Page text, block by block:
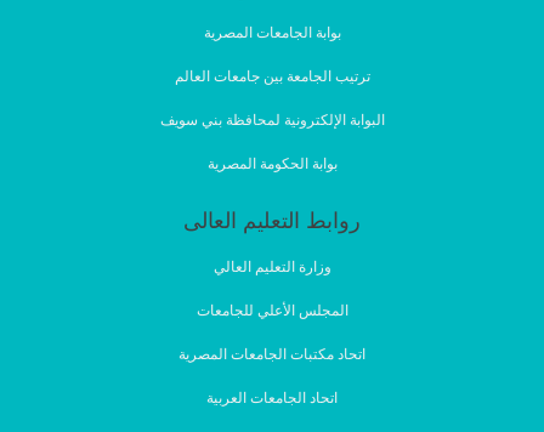
بوابة الجامعات المصرية
ترتيب الجامعة بين جامعات العالم
البوابة الإلكترونية لمحافظة بني سويف
بوابة الحكومة المصرية
روابط التعليم العالى
وزارة التعليم العالي
المجلس الأعلي للجامعات
اتحاد مكتبات الجامعات المصرية
اتحاد الجامعات العربية